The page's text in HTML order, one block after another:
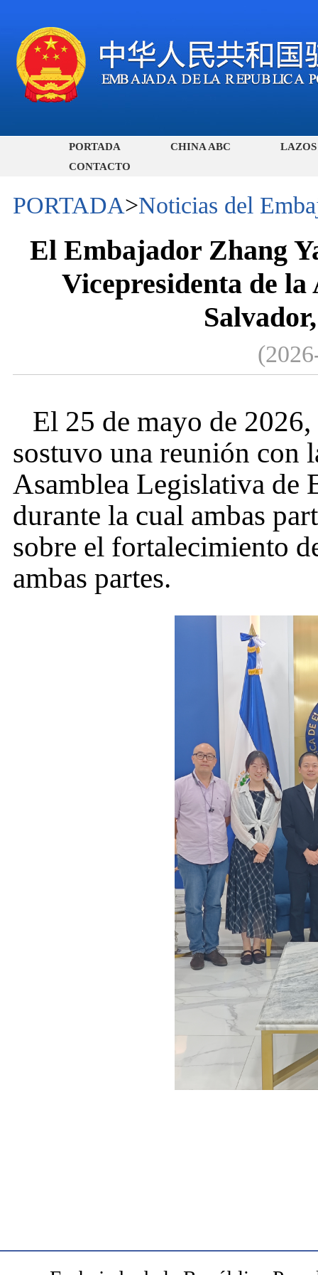
PORTADA CHINA ABC
CONTACTO
PORTADA>Noticias del
El Embajador Zhang
Vicepresidenta de
El 25 de mayo de
sostuvo una reunión con
Asamblea Legislativa de
durante la cual ambas
sobre el fortalecimiento
ambas partes.